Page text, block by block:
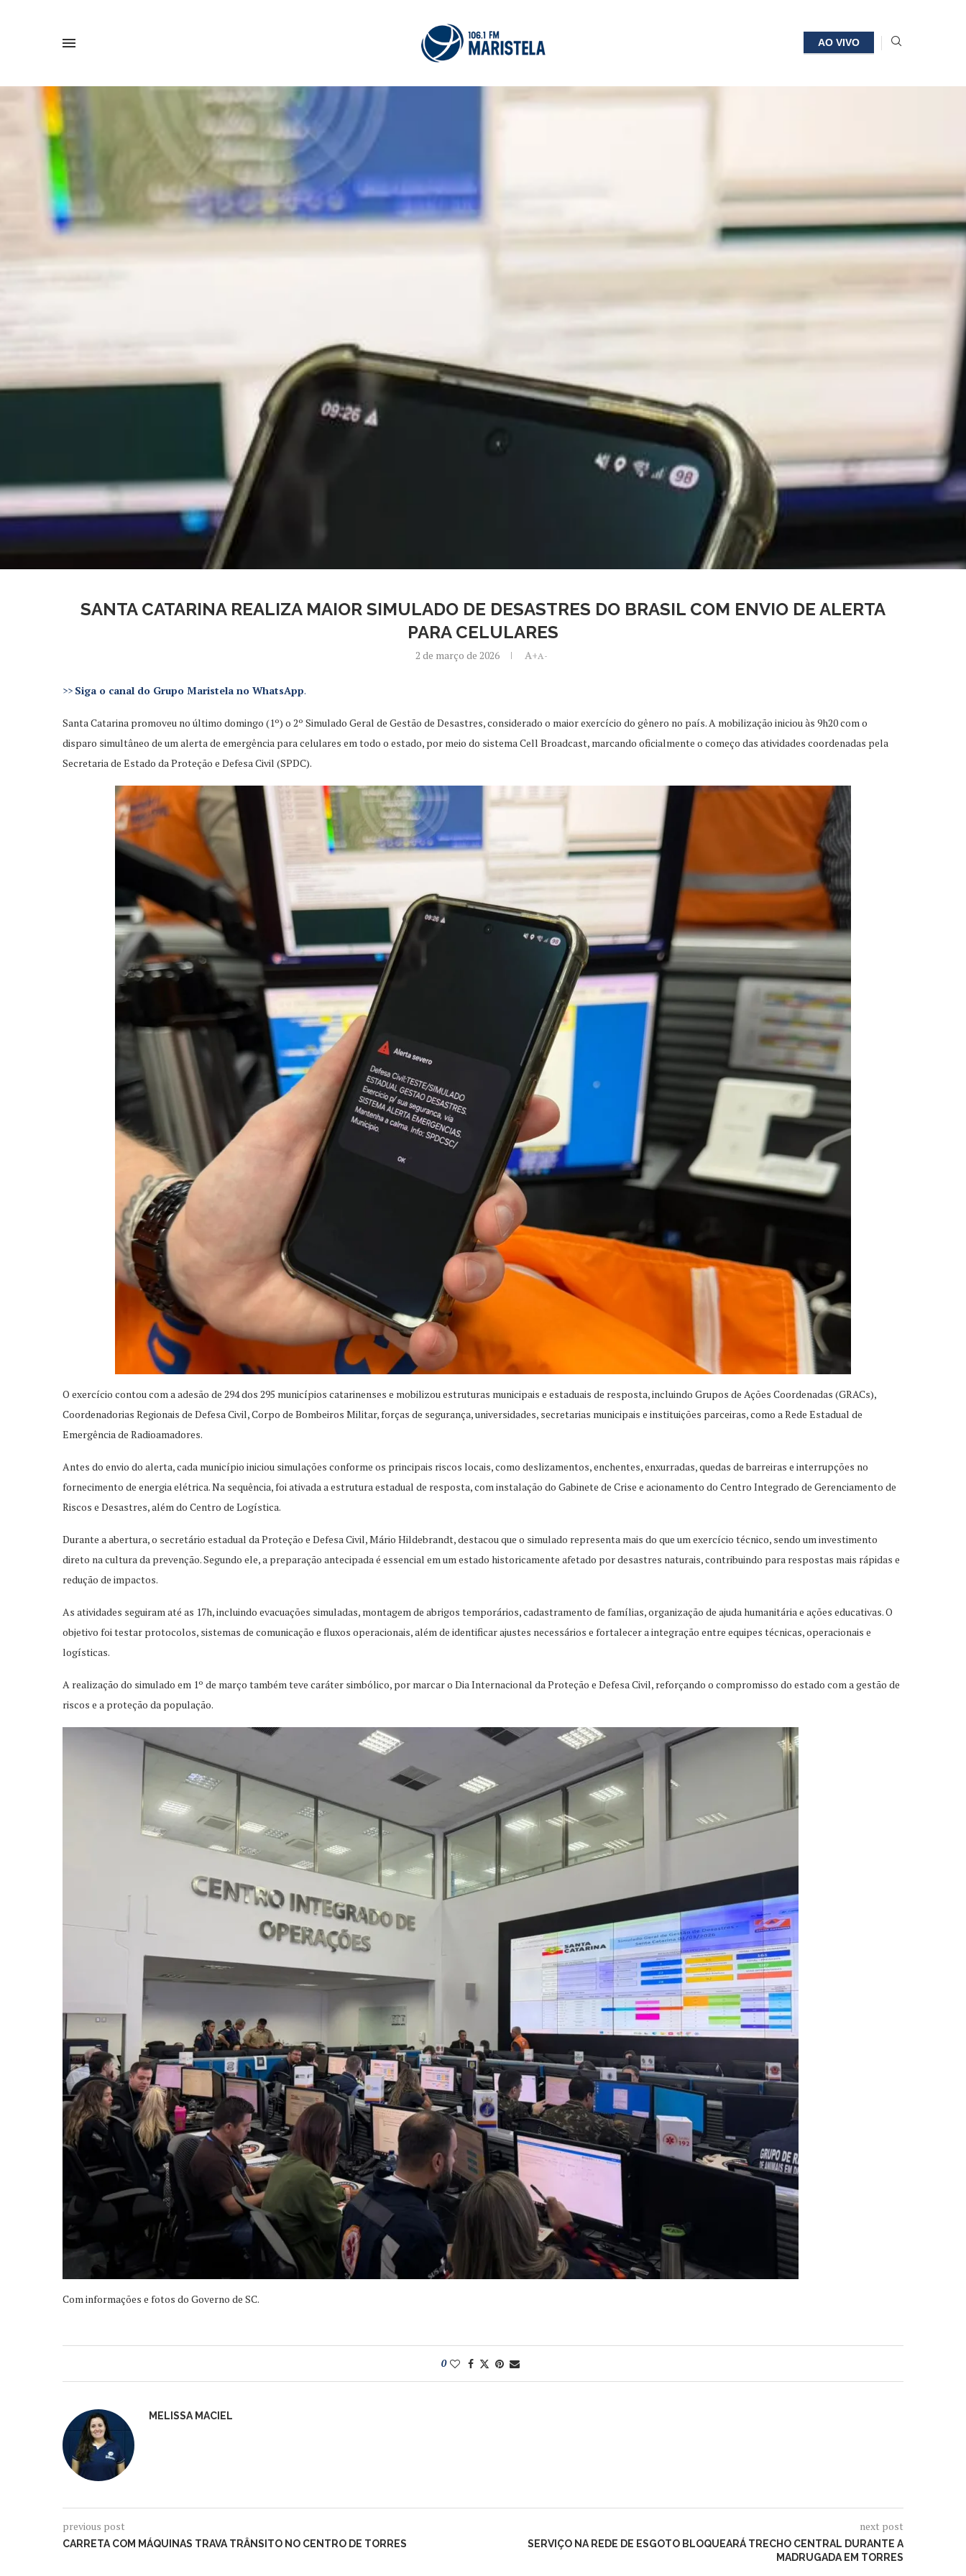
AO VIVO
SANTA CATARINA REALIZA MAIOR SIMULADO DE DESASTRES DO BRASIL COM ENVIO DE ALERTA
PARA CELULARES
2 de março de 2026 A+A-
>> Siga o canal do Grupo Maristela no WhatsApp.
Santa Catarina promoveu no último domingo (1º) o 2º Simulado Geral de Gestão de Desastres, considerado o maior exercício do gênero no país. A mobilização iniciou às 9h20 com o
disparo simultâneo de um alerta de emergência para celulares em todo o estado, por meio do sistema Cell Broadcast, marcando oficialmente o começo das atividades coordenadas pela
Secretaria de Estado da Proteção e Defesa Civil (SPDC).
O exercício contou com a adesão de 294 dos 295 municípios catarinenses e mobilizou estruturas municipais e estaduais de resposta, incluindo Grupos de Ações Coordenadas (GRACs),
Coordenadorias Regionais de Defesa Civil, Corpo de Bombeiros Militar, forças de segurança, universidades, secretarias municipais e instituições parceiras, como a Rede Estadual de
Emergência de Radioamadores.
Antes do envio do alerta, cada município iniciou simulações conforme os principais riscos locais, como deslizamentos, enchentes, enxurradas, quedas de barreiras e interrupções no
fornecimento de energia elétrica. Na sequência, foi ativada a estrutura estadual de resposta, com instalação do Gabinete de Crise e acionamento do Centro Integrado de Gerenciamento de
Riscos e Desastres, além do Centro de Logística.
Durante a abertura, o secretário estadual da Proteção e Defesa Civil, Mário Hildebrandt, destacou que o simulado representa mais do que um exercício técnico, sendo um investimento
direto na cultura da prevenção. Segundo ele, a preparação antecipada é essencial em um estado historicamente afetado por desastres naturais, contribuindo para respostas mais rápidas e
redução de impactos.
As atividades seguiram até as 17h, incluindo evacuações simuladas, montagem de abrigos temporários, cadastramento de famílias, organização de ajuda humanitária e ações educativas. O
objetivo foi testar protocolos, sistemas de comunicação e fluxos operacionais, além de identificar ajustes necessários e fortalecer a integração entre equipes técnicas, operacionais e
logísticas.
A realização do simulado em 1º de março também teve caráter simbólico, por marcar o Dia Internacional da Proteção e Defesa Civil, reforçando o compromisso do estado com a gestão de
riscos e a proteção da população.
Com informações e fotos do Governo de SC.
0
MELISSA MACIEL
previous post
CARRETA COM MÁQUINAS TRAVA TRÂNSITO NO CENTRO DE TORRES
next post
SERVIÇO NA REDE DE ESGOTO BLOQUEARÁ TRECHO CENTRAL DURANTE A
MADRUGADA EM TORRES